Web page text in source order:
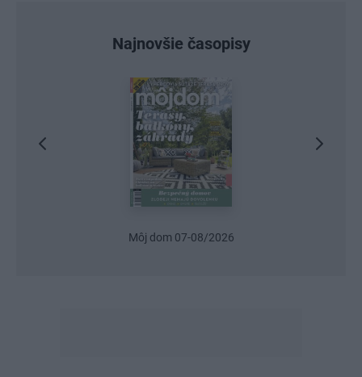
Najnovšie časopisy
Môj dom 07-08/2026